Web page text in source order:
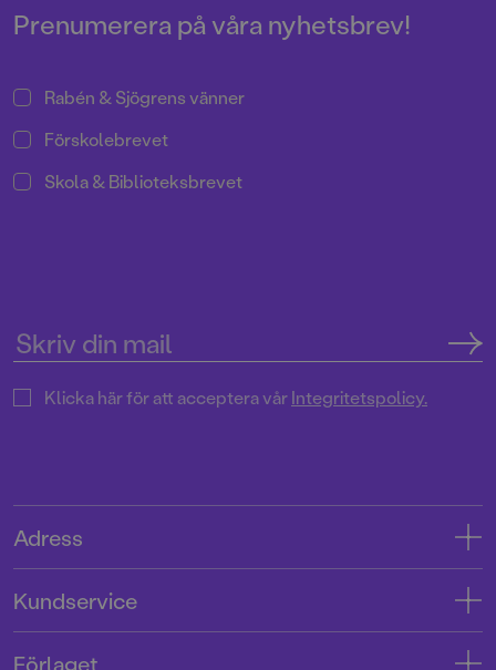
Prenumerera på våra nyhetsbrev!
Rabén & Sjögrens vänner
Förskolebrevet
Skola & Biblioteksbrevet
Klicka här för att acceptera vårIntegritetspolicy.
Adress
Kundservice
Förlaget